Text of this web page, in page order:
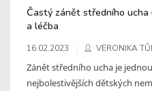
Častý zánět středního ucha
a léčba
16.02.2023 VERONIKA
Zánět středního ucha je
nejbolestivějších dětských